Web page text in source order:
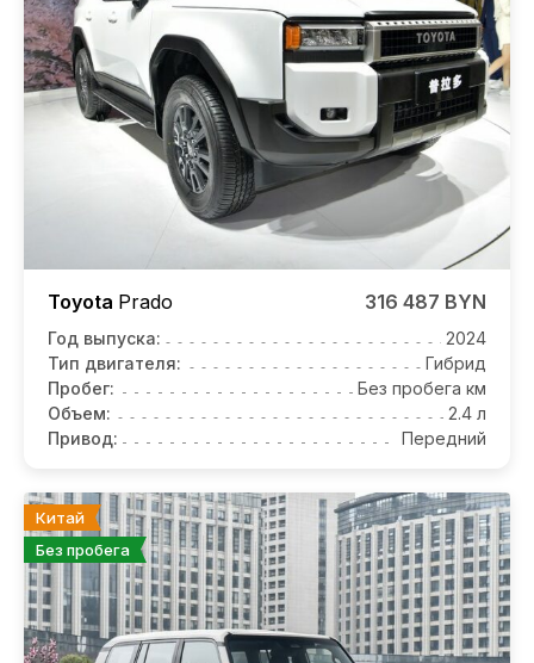
Toyota Prado 316 487 BYN
Год выпуска:
2024
Тип двигателя:
Гибрид
Пробег:
Без пробега км
Объем:
2.4 л
Привод:
Передний
Китай
Без пробега